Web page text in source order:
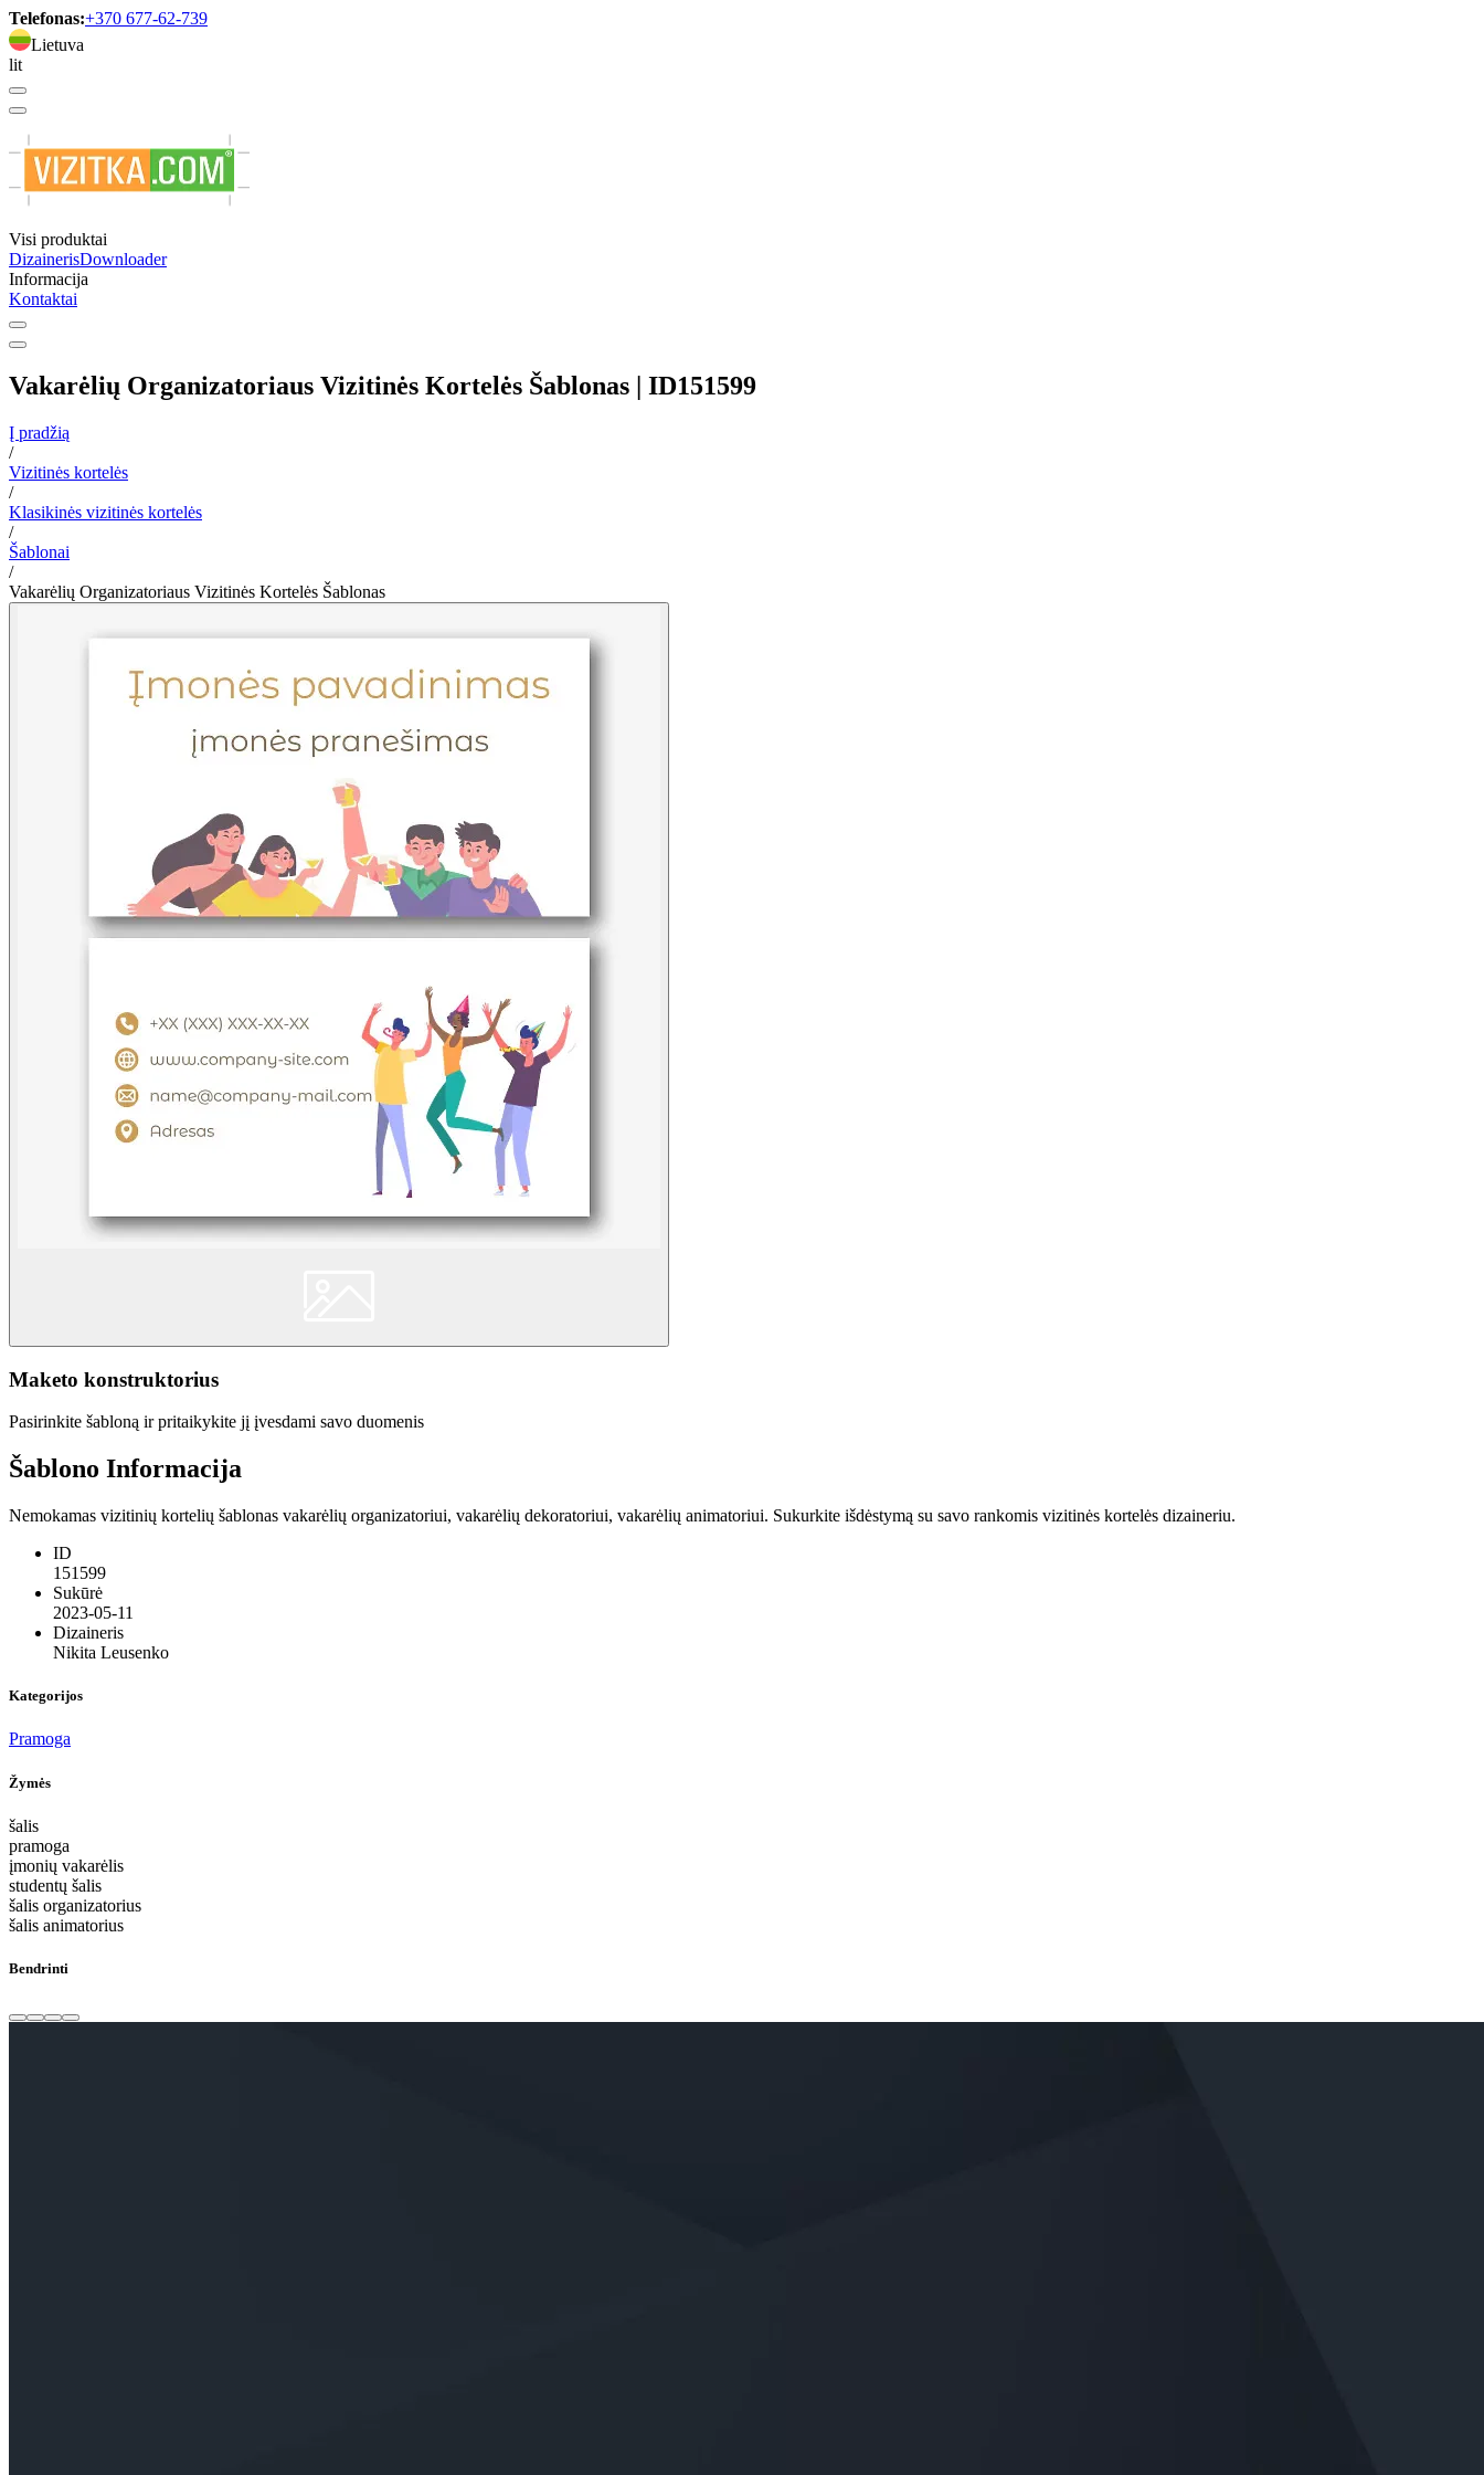
Telefonas:+370 677-62-739
Lietuva
lit
Visi produktai
DizainerisDownloader
Informacija
Kontaktai
Vakarėlių Organizatoriaus Vizitinės Kortelės Šablonas | ID151599
Į pradžią
/
Vizitinės kortelės
/
Klasikinės vizitinės kortelės
/
Šablonai
/
Vakarėlių Organizatoriaus Vizitinės Kortelės Šablonas
Maketo konstruktorius
Pasirinkite šabloną ir pritaikykite jį įvesdami savo duomenis
Šablono Informacija
Nemokamas vizitinių kortelių šablonas vakarėlių organizatoriui, vakarėlių dekoratoriui, vakarėlių animatoriui. Sukurkite išdėstymą su savo rankomis vizitinės kortelės dizaineriu.
ID
151599
Sukūrė
2023-05-11
Dizaineris
Nikita Leusenko
Kategorijos
Pramoga
Žymės
šalis
pramoga
įmonių vakarėlis
studentų šalis
šalis organizatorius
šalis animatorius
Bendrinti